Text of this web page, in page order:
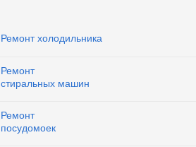
Ремонт холодильника
Ремонт
стиральных машин
Ремонт
посудомоек